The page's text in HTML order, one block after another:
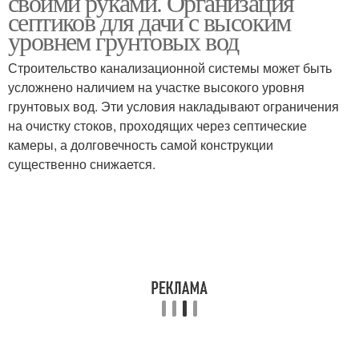
септиков для дачи с высоким
уровнем грунтовых вод
Строительство канализационной системы может быть
усложнено наличием на участке высокого уровня
грунтовых вод. Эти условия накладывают ограничения
на очистку стоков, проходящих через септические
камеры, а долговечность самой конструкции
существенно снижается.